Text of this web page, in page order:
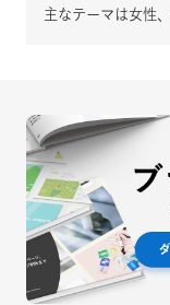
主なテーマは女性